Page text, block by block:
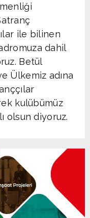
ile bilinen
dahil
Betül
Ülkemiz adına
kulübümüz
olsun diyoruz.